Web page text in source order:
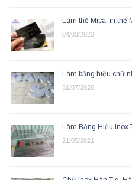
Làm thẻ Mica, in thẻ
04/03/2023
Làm bảng hiệu chữ
31/07/2026
Làm Bảng Hiệu Inox
21/05/2021